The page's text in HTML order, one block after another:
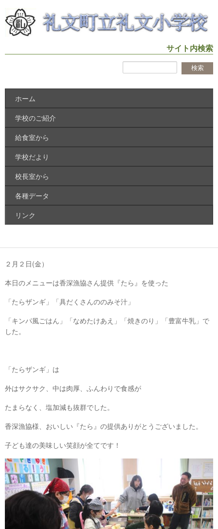
サイト内検索
ホーム
学校のご紹介
給食室から
学校だより
校長室から
各種データ
リンク
２月２日(金）
本日のメニューは香深漁協さん提供『たら』を使った
「たらザンギ」「具だくさんののみそ汁」
「キンパ風ごはん」「なめたけあえ」「焼きのり」「豊富牛乳」で
した。
「たらザンギ」は
外はサクサク、中は肉厚、ふんわりで食感が
たまらなく、塩加減も抜群でした。
香深漁協様、おいしい『たら』の提供ありがとうございました。
子ども達の美味しい笑顔が全てです！